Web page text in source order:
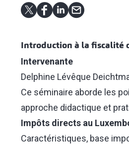
Introduction à la fiscalité
Intervenante
Delphine Lévêque
Ce séminaire aborde les
approche didactique et
Impôts directs au
Caractéristiques, base